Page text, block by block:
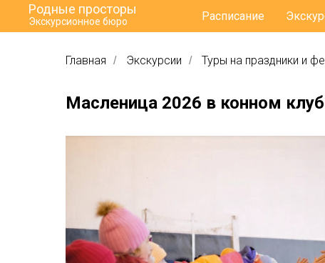
Родные просторы
Экскурсионное бюро Расписание
Главная / Экскурсии / Туры на праздники и
Масленица 2026 в конном